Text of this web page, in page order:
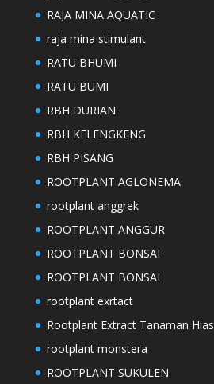
RAJA MINA AQUATIC
raja mina stimulant
RATU BHUMI
RATU BUMI
RBH DURIAN
RBH KELENGKENG
RBH PISANG
ROOTPLANT AGLONEMA
rootplant anggrek
ROOTPLANT ANGGUR
ROOTPLANT BONSAI
ROOTPLANT BONSAI
rootplant exrtact
Rootplant Extract Tanaman Hias
rootplant monstera
ROOTPLANT SUKULEN